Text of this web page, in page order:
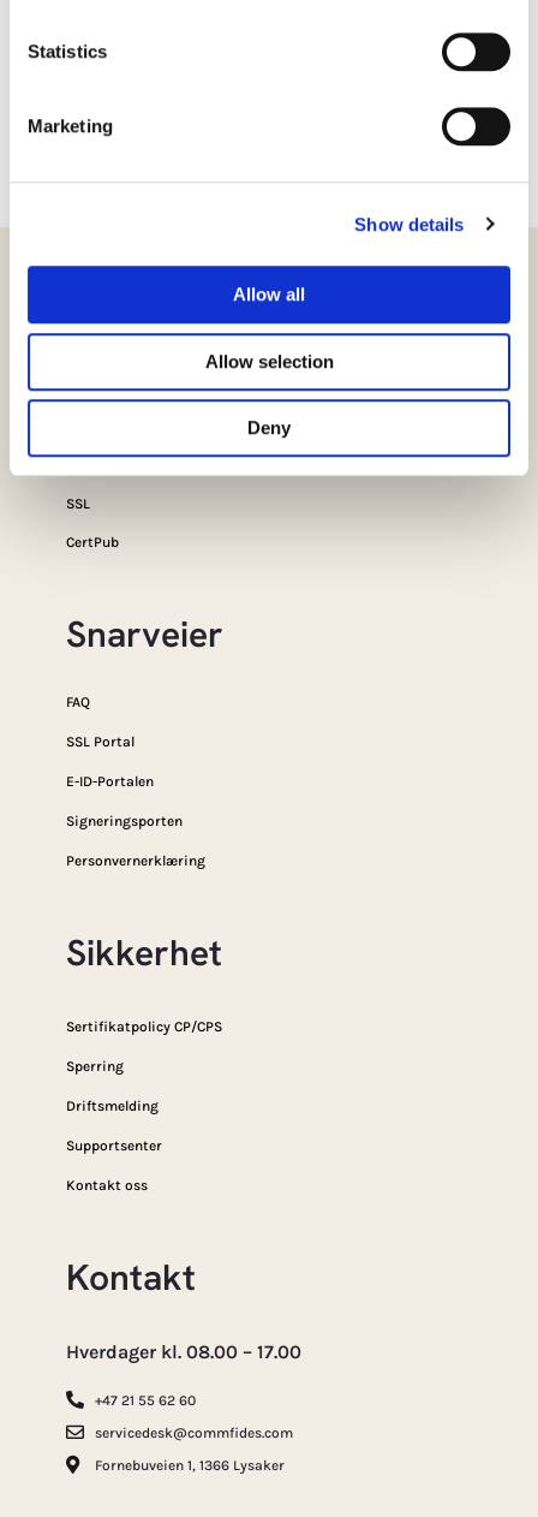
Statistics
Marketing
Show details
Allow all
Allow selection
Deny
Produkter
Privat e-ID
SSL
CertPub
Snarveier
FAQ
SSL Portal
E-ID-Portalen
Signeringsporten
Personvernerklæring
Sikkerhet
Sertifikatpolicy CP/CPS
Sperring
Driftsmelding
Supportsenter
Kontakt oss
Kontakt
Hverdager kl. 08.00 – 17.00
+47 21 55 62 60
servicedesk@commfides.com
Fornebuveien 1, 1366 Lysaker